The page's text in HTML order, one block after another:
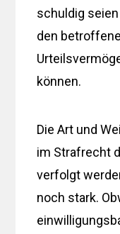
schuldig
den
können.
Die Art und
im Strafrecht
verfolgt
noch stark.